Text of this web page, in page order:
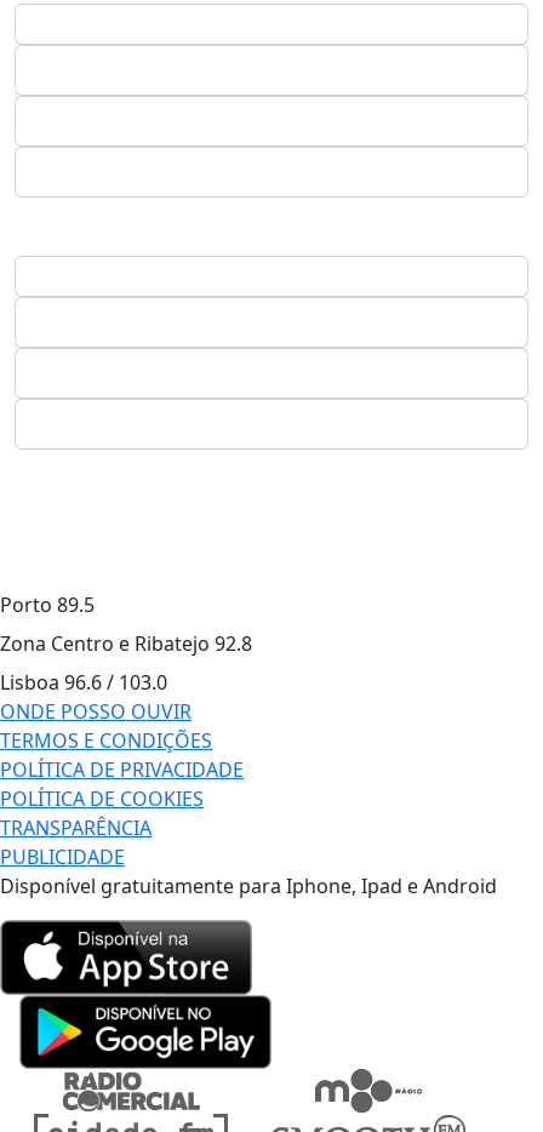
Porto 89.5
Zona Centro e Ribatejo 92.8
Lisboa 96.6 / 103.0
ONDE POSSO OUVIR
TERMOS E CONDIÇÕES
POLÍTICA DE PRIVACIDADE
POLÍTICA DE COOKIES
TRANSPARÊNCIA
PUBLICIDADE
Disponível gratuitamente para Iphone, Ipad e Android